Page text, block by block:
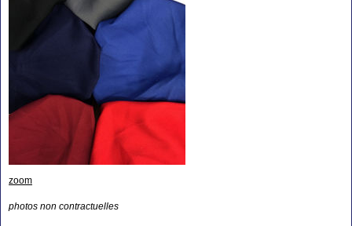
zoom
photos non contractuelles